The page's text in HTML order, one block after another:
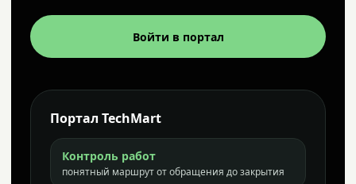
Войти в портал
Портал TechMart
Контроль работ
понятный маршрут от обращения до закрытия